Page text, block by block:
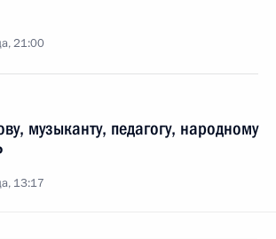
21:00
музыканту, педагогу, народному
13:17